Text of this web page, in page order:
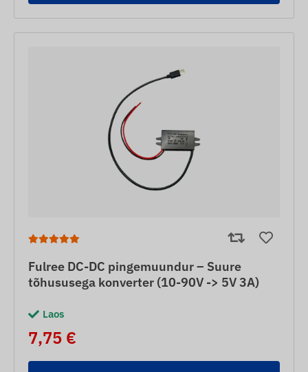
Fulree DC-DC pingemuundur – Suure
tõhususega konverter (10-90V -> 5V 3A)
Laos
7,75 €